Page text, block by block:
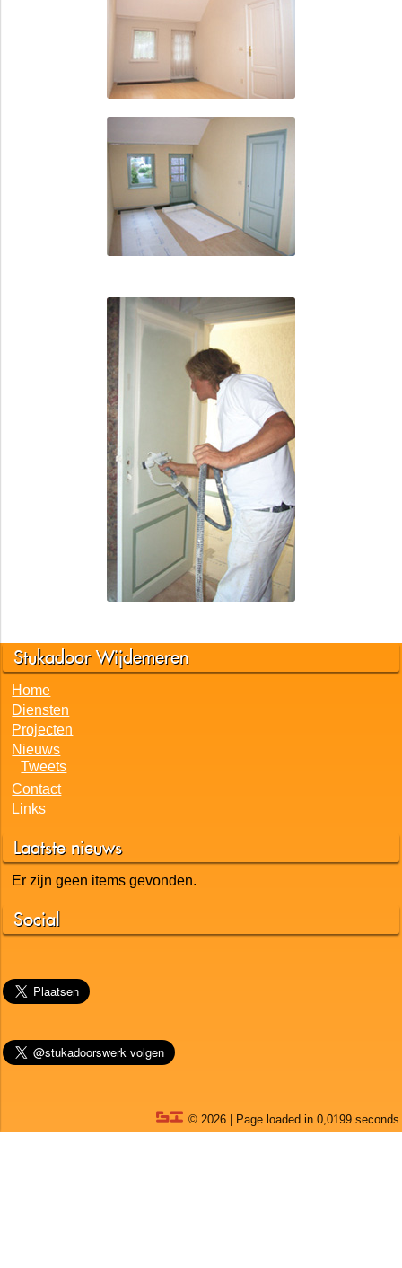
Stukadoor Wijdemeren
Home
Diensten
Projecten
Nieuws
Tweets
Contact
Links
Laatste nieuws
Er zijn geen items gevonden.
Social
© 2026 | Page loaded in 0,0199 seconds